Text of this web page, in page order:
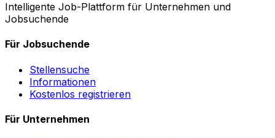
Intelligente Job-Plattform für Unternehmen und
Jobsuchende
Für Jobsuchende
Stellensuche
Informationen
Kostenlos registrieren
Für Unternehmen